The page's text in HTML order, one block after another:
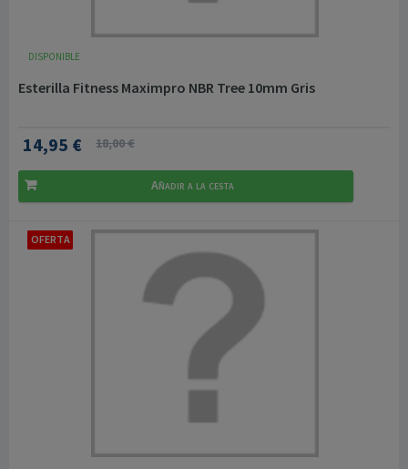
DISPONIBLE
Esterilla Fitness Maximpro NBR Tree 10mm Gris
14,95 € 18,00 €
Añadir a la cesta
OFERTA